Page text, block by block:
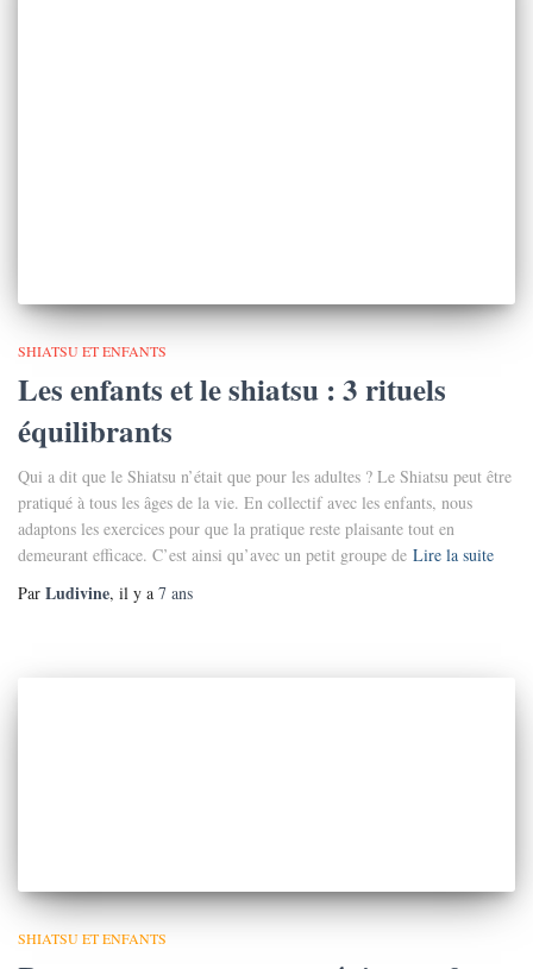
SHIATSU ET ENFANTS
Les enfants et le shiatsu : 3 rituels
équilibrants
Qui a dit que le Shiatsu n’était que pour les adultes ? Le Shiatsu peut être
pratiqué à tous les âges de la vie. En collectif avec les enfants, nous
adaptons les exercices pour que la pratique reste plaisante tout en
demeurant efficace. C’est ainsi qu’avec un petit groupe de Lire la suite
Par Ludivine, il y a 7 ans
SHIATSU ET ENFANTS